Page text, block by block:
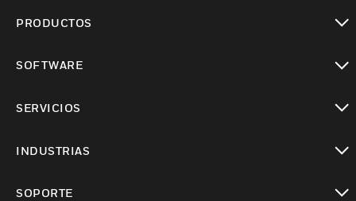
PRODUCTOS
SOFTWARE
SERVICIOS
INDUSTRIAS
SOPORTE